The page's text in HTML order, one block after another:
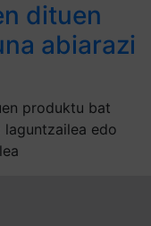
dituen
abiarazi
produktu bat
laguntzailea edo